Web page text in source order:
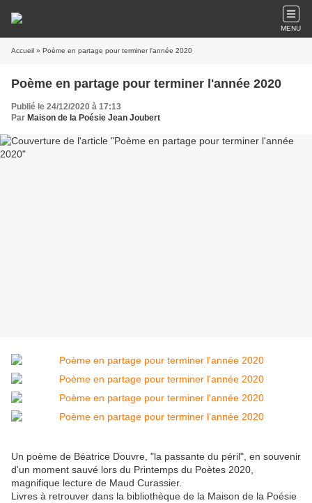
MENU
Accueil » Poème en partage pour terminer l'année 2020
Poème en partage pour terminer l'année 2020
Publié le 24/12/2020 à 17:13
Par Maison de la Poésie Jean Joubert
Un poème de Béatrice Douvre, "la passante du péril", en souvenir
d'un moment sauvé lors du Printemps du Poètes 2020,
magnifique lecture de Maud Curassier.
Livres à retrouver dans la bibliothèque de la Maison de la Poésie